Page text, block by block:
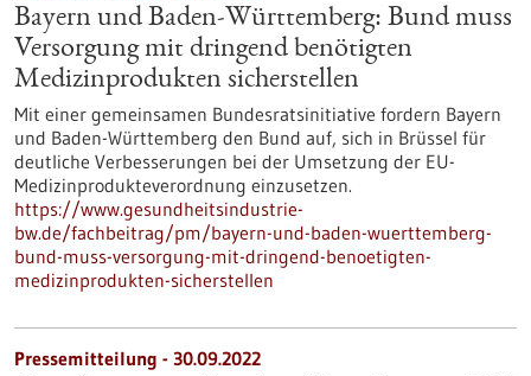
Bayern und Baden-Württemberg: Bund muss
Versorgung mit dringend benötigten
Medizinprodukten sicherstellen
Mit einer gemeinsamen Bundesratsinitiative fordern Bayern
und Baden-Württemberg den Bund auf, sich in Brüssel für
deutliche Verbesserungen bei der Umsetzung der EU-
Medizinprodukteverordnung einzusetzen.
https://www.gesundheitsindustrie-
bw.de/fachbeitrag/pm/bayern-und-baden-wuerttemberg-
bund-muss-versorgung-mit-dringend-benoetigten-
medizinprodukten-sicherstellen
Pressemitteilung - 30.09.2022